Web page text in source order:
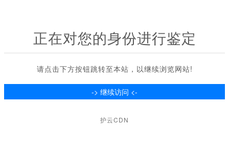
正在对您的身份进行鉴定
请点击下方按钮跳转至本站，以继续浏览网站!
护云CDN